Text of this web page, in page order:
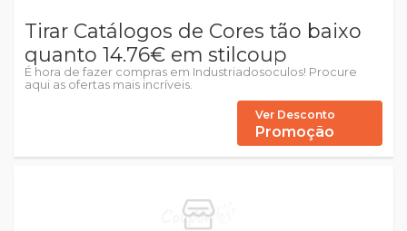
Tirar Catálogos de Cores tão baixo
quanto 14.76€ em stilcoup
É hora de fazer compras em Industriadosoculos! Procure
aqui as ofertas mais incríveis.
Ver Desconto
Promoção